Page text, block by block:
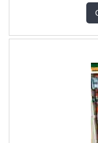
inversores.
comando: - De